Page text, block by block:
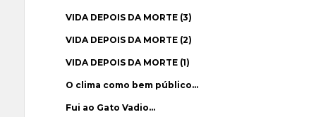
VIDA DEPOIS DA MORTE (3)
VIDA DEPOIS DA MORTE (2)
VIDA DEPOIS DA MORTE (1)
O clima como bem público…
Fui ao Gato Vadio…